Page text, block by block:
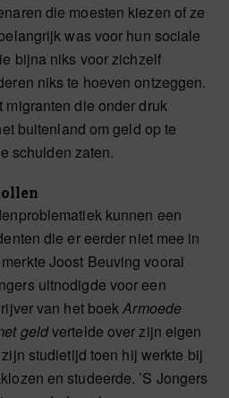
die moesten kiezen of ze
was voor hun sociale
bijna niks voor zichzelf
niks te hoeven ontzeggen.
migranten die onder druk
buitenland om geld op te
schulden zaten.
kunnen een
die er eerder niet mee in
Joost Beuving vooral
uitnodigde voor een
van het boekArmoede
geldvertelde over zijn eigen
studietijd toen hij werkte bij
en studeerde. ’S Jongers